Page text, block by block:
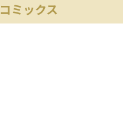
コミックス